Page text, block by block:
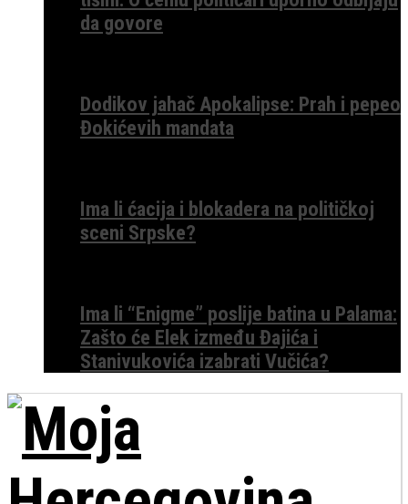
da govore
Dodikov jahač Apokalipse: Prah i pepeo
Đokićevih mandata
Ima li ćacija i blokadera na političkoj
sceni Srpske?
Ima li “Enigme” poslije batina u Palama:
Zašto će Elek između Đajića i
Stanivukovića izabrati Vučića?